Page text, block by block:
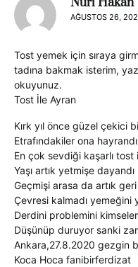
Nuri Hakan
AĞUSTOS 26,
Tost yemek için sıraya
tadına bakmak isterim,
okuyunuz.
Tost İle Ayran
Kırk yıl önce güzel çekici
Etrafındakiler ona hayrandı
En çok sevdiği kaşarlı tost
Yaşı artık yetmişe dayandı
Geçmişi arasa da artık
Çevresi kalmadı yemeğini
Derdini problemini
Düşünüp duruyor sanki
Ankara,27.8.2020 gezgin
Koca Hoca fanibirferdizat